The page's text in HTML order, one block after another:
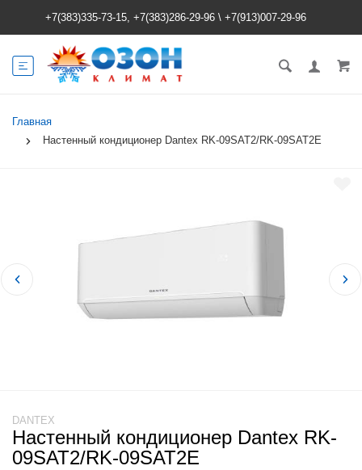
+7(383)335-73-15, +7(383)286-29-96 \ +7(913)007-29-96
Главная
Настенный кондиционер Dantex RK-09SAT2/RK-09SAT2E
DANTEX
Настенный кондиционер Dantex RK-
09SAT2/RK-09SAT2E